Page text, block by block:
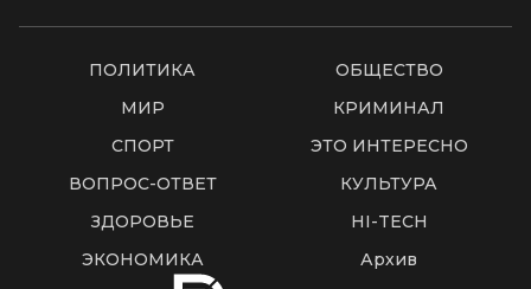
ПОЛИТИКА
ОБЩЕСТВО
МИР
КРИМИНАЛ
СПОРТ
ЭТО ИНТЕРЕСНО
ВОПРОС-ОТВЕТ
КУЛЬТУРА
ЗДОРОВЬЕ
HI-TECH
ЭКОНОМИКА
Архив